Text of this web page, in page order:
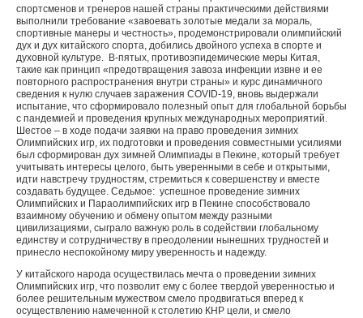
спортсменов и тренеров нашей страны практическими действиями
выполнили требование «завоевать золотые медали за мораль,
спортивные манеры и честность», продемонстрировали олимпийский
дух и дух китайского спорта, добились двойного успеха в спорте и
духовной культуре. В-пятых, противоэпидемические меры Китая,
такие как принцип «предотвращения завоза инфекции извне и ее
повторного распространения внутри страны» и курс динамичного
сведения к нулю случаев заражения COVID-19, вновь выдержали
испытание, что сформировало полезный опыт для глобальной борьбы
с пандемией и проведения крупных международных мероприятий.
Шестое – в ходе подачи заявки на право проведения зимних
Олимпийских игр, их подготовки и проведения совместными усилиями
был сформирован дух зимней Олимпиады в Пекине, который требует
учитывать интересы целого, быть уверенными в себе и открытыми,
идти навстречу трудностям, стремиться к совершенству и вместе
создавать будущее. Седьмое: успешное проведение зимних
Олимпийских и Параолимпийских игр в Пекине способствовало
взаимному обучению и обмену опытом между разными
цивилизациями, сыграло важную роль в содействии глобальному
единству и сотрудничеству в преодолении нынешних трудностей и
принесло неспокойному миру уверенность и надежду.
У китайского народа осуществилась мечта о проведении зимних
Олимпийских игр, что позволит ему с более твердой уверенностью и
более решительным мужеством смело продвигаться вперед к
осуществлению намеченной к столетию КНР цели, и смело